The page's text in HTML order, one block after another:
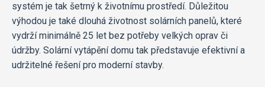
systém je tak šetrný k životnímu prostředí. Důležitou
výhodou je také dlouhá životnost solárních panelů, které
vydrží minimálně 25 let bez potřeby velkých oprav či
údržby. Solární vytápění domu tak představuje efektivní a
udržitelné řešení pro moderní stavby.